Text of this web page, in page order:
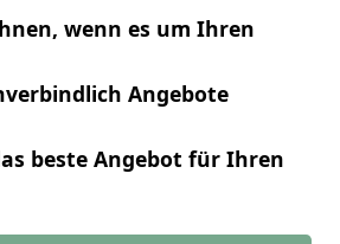
wenn es um Ihren
Angebote
beste Angebot für Ihren